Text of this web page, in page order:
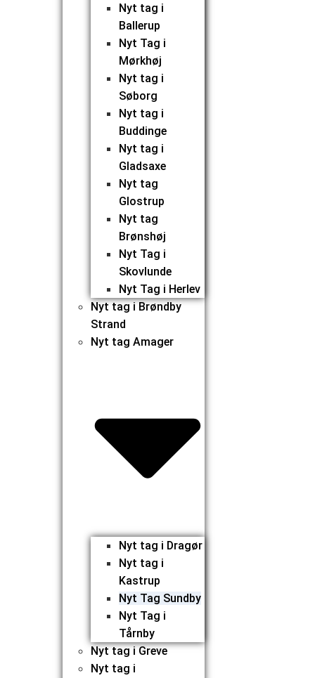
Nyt tag i
Ballerup
Nyt Tag i
Mørkhøj
Nyt tag i
Søborg
Nyt tag i
Buddinge
Nyt tag i
Gladsaxe
Nyt tag
Glostrup
Nyt tag
Brønshøj
Nyt Tag i
Skovlunde
Nyt Tag i Herlev
Nyt tag i Brøndby
Strand
Nyt tag Amager
Nyt tag i Dragør
Nyt tag i
Kastrup
Nyt Tag Sundby
Nyt Tag i
Tårnby
Nyt tag i Greve
Nyt tag i